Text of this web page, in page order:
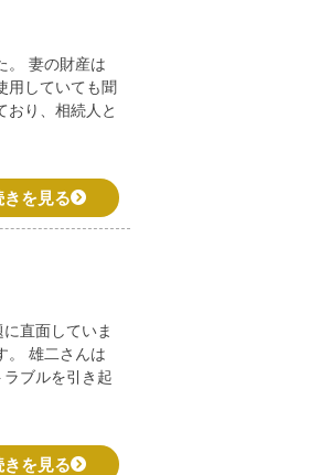
。 妻の財産は
用していても聞
おり、相続人と
きを見る
直面していま
。 雄二さんは
ブルを引き起
きを見る